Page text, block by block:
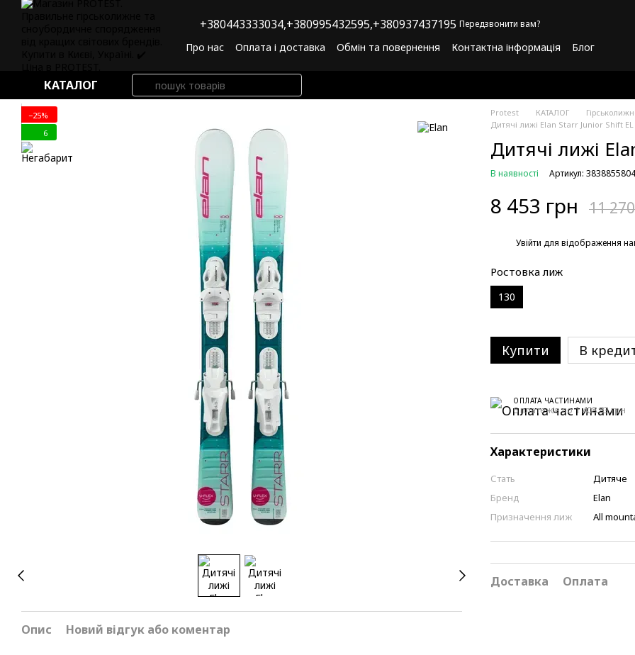
Перейти до основного контенту
+380443333034,+380995432595,+380937437195 Передзвонити вам?
Про нас Оплата і доставка Обмін та повернення Контактна інформація
Блог
КАТАЛОГ
−25%
6
Опис Новий відгук або коментар
Protest КАТАЛОГ
Дитячі лижі Elan Starr Junior Shift EL
Дитячі лижі
В наявності Артикул:
8 453 грн 11
Увійти для відображення
Ростовка лиж
130
Купити В
ОПЛАТА ЧАСТИНАМИ
6 платежів по 1 408.83 грн
Характеристики
Стать
Дитяче
Бренд
Elan
Призначення лиж
All
Доставка Оплата